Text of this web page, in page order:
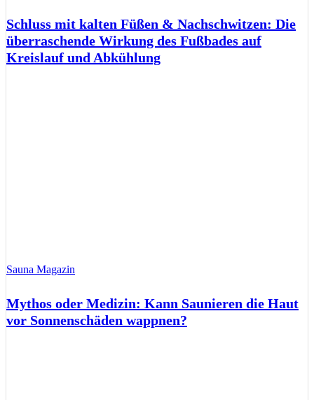
Schluss mit kalten Füßen & Nachschwitzen: Die
überraschende Wirkung des Fußbades auf
Kreislauf und Abkühlung
Sauna Magazin
Mythos oder Medizin: Kann Saunieren die Haut
vor Sonnenschäden wappnen?